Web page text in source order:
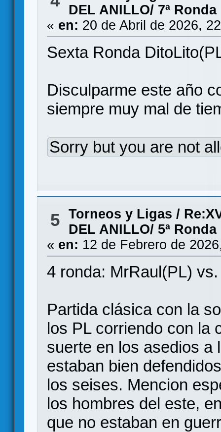
DEL ANILLO/ 7ª Ronda
« en: 20 de Abril de 2026,
Sexta Ronda
Disculparme este año
siempre muy mal de
Sorry but you are not
5 Torneos y Ligas /
DEL ANILLO/ 5ª Ronda
« en: 12 de Febrero de
4 ronda: MrRaul(PL)
Partida clásica con la
los PL corriendo con la
suerte en los asedios a
estaban bien
los seises. Mencion
los hombres del este,
que no estaban en